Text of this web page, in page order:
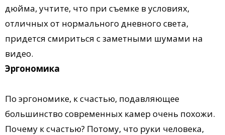
дюйма, учтите, что при съемке в условиях,
отличных от нормального дневного света,
придется смириться с заметными шумами на
видео.
Эргономика
По эргономике, к счастью, подавляющее
большинство современных камер очень похожи.
Почему к счастью? Потому, что руки человека,